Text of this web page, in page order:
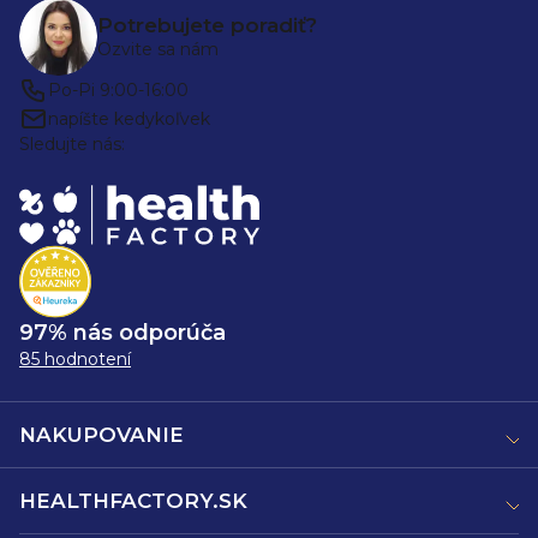
Potrebujete poradiť?
Ozvite sa nám
Po-Pi 9:00-16:00
napíšte kedykoľvek
Sledujte nás:
97% nás odporúča
85 hodnotení
NAKUPOVANIE
HEALTHFACTORY.SK